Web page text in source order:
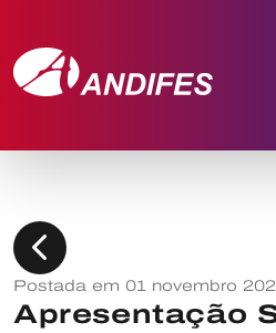
chevron_left
Postada em 01 novembro
Apresentação